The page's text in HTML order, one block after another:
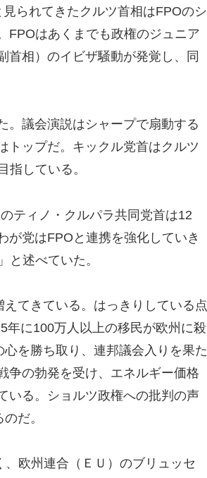
られてきたクルツ首相はFPOのシ
FPOはあくまでも政権のジュニア
相）のイビザ騒動が発覚し、同
。議会演説はシャープで扇動する
トップだ。キックル党首はクルツ
している。
ティノ・クルパラ共同党首は12
が党はFPOと連携を強化していき
と述べていた。
てきている。はっきりしている点
年に100万人以上の移民が欧州に殺
を勝ち取り、連邦議会入りを果た
争の勃発を受け、エネルギー価格
いる。ショルツ政権への批判の声
だ。
欧州連合（ＥＵ）のブリュッセ